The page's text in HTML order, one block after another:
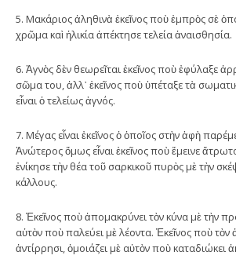
5. Μακάριος ἀληθινὰ ἐκεῖνος ποὺ ἐμπρὸς σὲ
χρῶμα καὶ ἡλικία ἀπέκτησε τελεία ἀναισθησία.
6. Ἁγνὸς δὲν θεωρεῖται ἐκεῖνος ποὺ ἐφύλαξε
σῶμα του, ἀλλ᾿ ἐκεῖνος ποὺ ὑπέταξε τὰ
εἶναι ὁ τελείως ἁγνός.
7. Μέγας εἶναι ἐκεῖνος ὁ ὁποῖος στὴν ἁφὴ
Ἀνώτερος ὅμως εἶναι ἐκεῖνος ποὺ ἔμεινε
ἐνίκησε τὴν θέα τοῦ σαρκικοῦ πυρὸς μὲ τὴν
κάλλους.
8. Ἐκεῖνος ποὺ ἀπομακρύνει τὸν κύνα μὲ τὴν
αὐτὸν ποὺ παλεύει μὲ λέοντα. Ἐκεῖνος ποὺ τὸν
ἀντίρρησι, ὁμοιάζει μὲ αὐτὸν ποὺ καταδιώκει